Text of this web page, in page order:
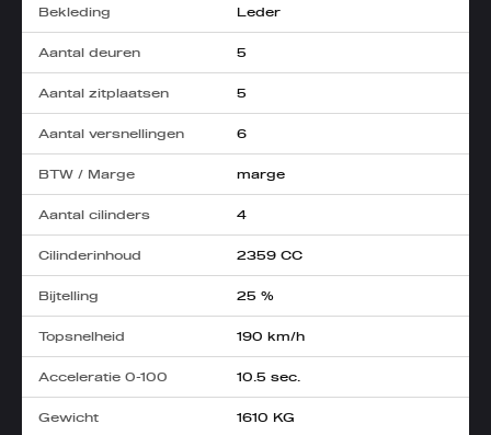
Bekleding Leder
Aantal deuren 5
Aantal zitplaatsen 5
Aantal versnellingen 6
BTW / Marge marge
Aantal cilinders 4
Cilinderinhoud 2359 CC
Bijtelling 25 %
Topsnelheid 190 km/h
Acceleratie 0-100 10.5 sec.
Gewicht 1610 KG